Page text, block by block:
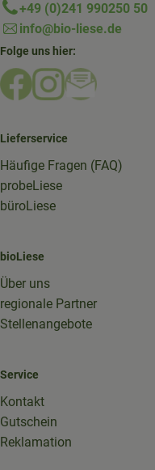
+49 (0)241 990250 50
info@bio-liese.de
Folge uns hier:
Externer Link zu
Externer Link
Externer
Lieferservice
Häufige Fragen (FAQ)
probeLiese
büroLiese
bioLiese
Über uns
regionale Partner
Stellenangebote
Service
Kontakt
Gutschein
Reklamation